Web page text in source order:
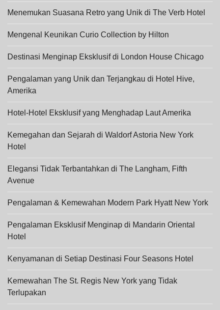
Menemukan Suasana Retro yang Unik di The Verb Hotel
Mengenal Keunikan Curio Collection by Hilton
Destinasi Menginap Eksklusif di London House Chicago
Pengalaman yang Unik dan Terjangkau di Hotel Hive,
Amerika
Hotel-Hotel Eksklusif yang Menghadap Laut Amerika
Kemegahan dan Sejarah di Waldorf Astoria New York
Hotel
Elegansi Tidak Terbantahkan di The Langham, Fifth
Avenue
Pengalaman & Kemewahan Modern Park Hyatt New York
Pengalaman Eksklusif Menginap di Mandarin Oriental
Hotel
Kenyamanan di Setiap Destinasi Four Seasons Hotel
Kemewahan The St. Regis New York yang Tidak
Terlupakan